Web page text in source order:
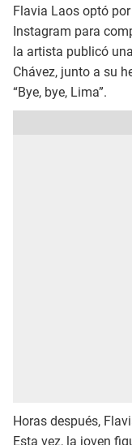
Flavia Laos optó
Instagram para
la artista publicó
Chávez, junto a su
“Bye, bye, Lima”.
Horas después,
Esta vez, la joven